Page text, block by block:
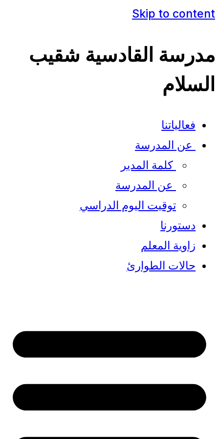
Skip to content
مدرسة القادسية شقيب
السلام
فعالياتنا
عن المدرسة
كلمة المدير​
عن المدرسة
توقيت اليوم الدراسي
دستورنا
زاوية المعلم
حالات الطوارئ